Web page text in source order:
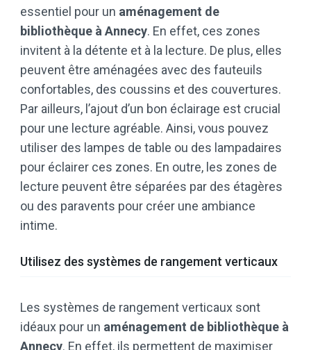
essentiel pour un aménagement de
bibliothèque à Annecy. En effet, ces zones
invitent à la détente et à la lecture. De plus, elles
peuvent être aménagées avec des fauteuils
confortables, des coussins et des couvertures.
Par ailleurs, l’ajout d’un bon éclairage est crucial
pour une lecture agréable. Ainsi, vous pouvez
utiliser des lampes de table ou des lampadaires
pour éclairer ces zones. En outre, les zones de
lecture peuvent être séparées par des étagères
ou des paravents pour créer une ambiance
intime.
Utilisez des systèmes de rangement verticaux
Les systèmes de rangement verticaux sont
idéaux pour un aménagement de bibliothèque à
Annecy. En effet, ils permettent de maximiser